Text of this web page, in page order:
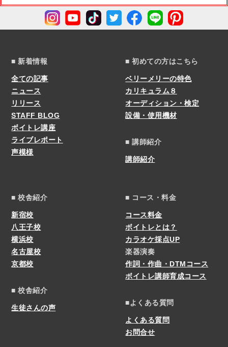
■ 新着情報
全ての記事
ニュース
リリース
STAFF BLOG
ボイトレ講座
ライブレポート
声模様
■ 初めての方はこちら
ベリーメリーの特色
カリキュラム８
オーディション・検定
設備・使用機材
■ 講師紹介
講師紹介
■ 校舎紹介
新宿校
八王子校
横浜校
名古屋校
京都校
■ 校舎紹介
生徒さんの声
■ コース・料金
コース料金
ボイトレとは？
カラオケ採点UP
楽器演奏
作詞・作曲・DTMコース
ボイトレ講師育成コース
■よくある質問
よくある質問
お問合せ